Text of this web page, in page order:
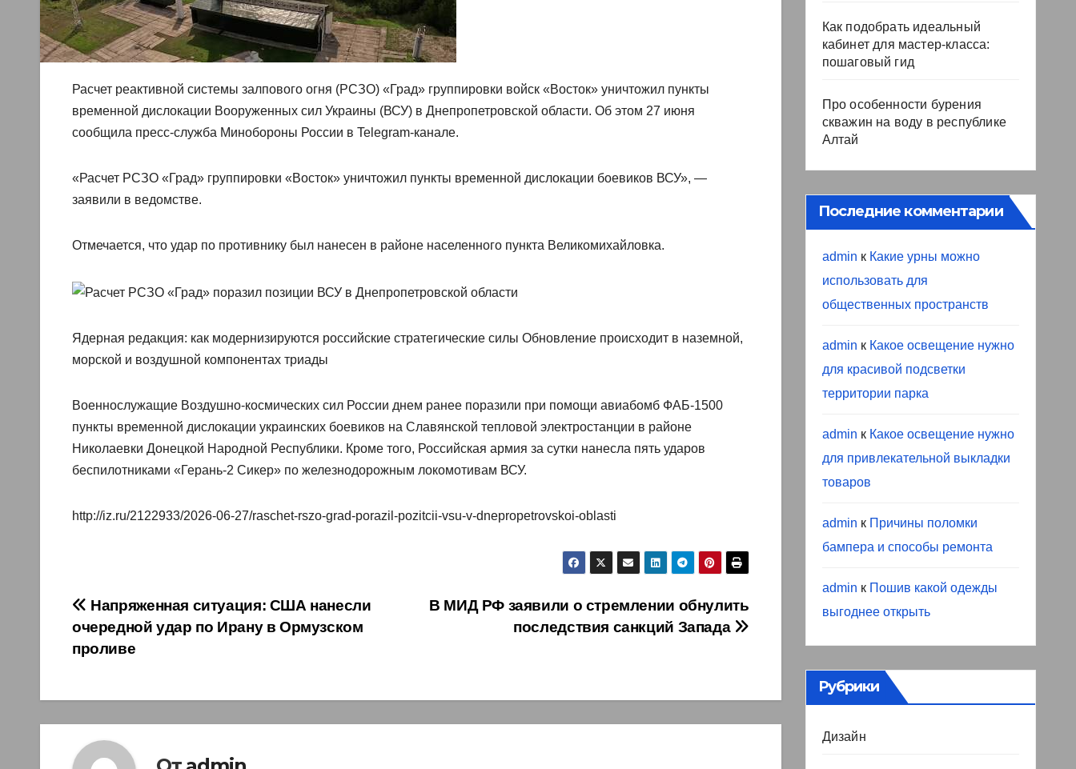
Расчет реактивной системы залпового огня (РСЗО) «Град» группировки войск «Восток» уничтожил пункты
временной дислокации Вооруженных сил Украины (ВСУ) в Днепропетровской области. Об этом 27 июня
сообщила пресс-служба Минобороны России в Telegram-канале.
«Расчет РСЗО «Град» группировки «Восток» уничтожил пункты временной дислокации боевиков ВСУ», —
заявили в ведомстве.
Отмечается, что удар по противнику был нанесен в районе населенного пункта Великомихайловка.
Ядерная редакция: как модернизируются российские стратегические силы Обновление происходит в наземной,
морской и воздушной компонентах триады
Военнослужащие Воздушно-космических сил России днем ранее поразили при помощи авиабомб ФАБ-1500
пункты временной дислокации украинских боевиков на Славянской тепловой электростанции в районе
Николаевки Донецкой Народной Республики. Кроме того, Российская армия за сутки нанесла пять ударов
беспилотниками «Герань-2 Сикер» по железнодорожным локомотивам ВСУ.
http://iz.ru/2122933/2026-06-27/raschet-rszo-grad-porazil-pozitcii-vsu-v-dnepropetrovskoi-oblasti
Навигация
по
В МИД РФ заявили о стремлении обнулить
последствия санкций Запада
Напряженная ситуация: США нанесли
очередной удар по Ирану в Ормузском
проливе
Как подобрать идеальный
кабинет для мастер-класса:
пошаговый гид
Про особенности бурения
скважин на воду в республике
Алтай
Последние комментарии
admin к Какие урны можно
использовать для
общественных пространств
admin к Какое освещение нужно
для красивой подсветки
территории парка
admin к Какое освещение нужно
для привлекательной выкладки
товаров
admin к Причины поломки
бампера и способы ремонта
admin к Пошив какой одежды
выгоднее открыть
Рубрики
Дизайн